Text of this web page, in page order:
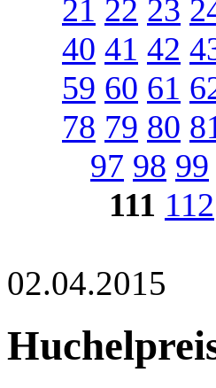
21 22 23
40 41 42
59 60 61
78 79 80
97 98 99
111 112
02.04.2015